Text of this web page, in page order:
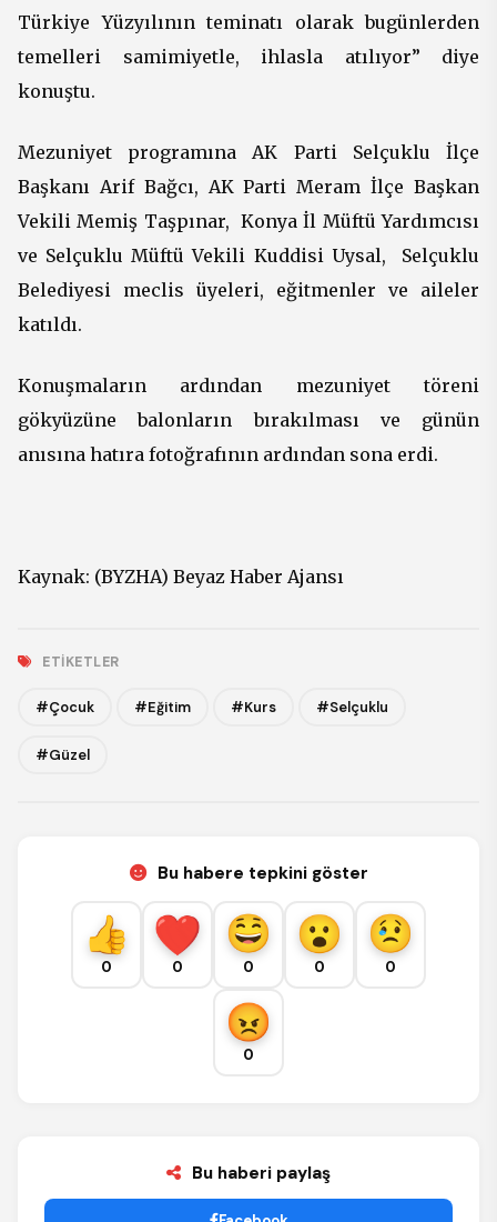
Türkiye Yüzyılının teminatı olarak bugünlerden
temelleri samimiyetle, ihlasla atılıyor” diye
konuştu.
Mezuniyet programına AK Parti Selçuklu İlçe
Başkanı Arif Bağcı, AK Parti Meram İlçe Başkan
Vekili Memiş Taşpınar, Konya İl Müftü Yardımcısı
ve Selçuklu Müftü Vekili Kuddisi Uysal, Selçuklu
Belediyesi meclis üyeleri, eğitmenler ve aileler
katıldı.
Konuşmaların ardından mezuniyet töreni
gökyüzüne balonların bırakılması ve günün
anısına hatıra fotoğrafının ardından sona erdi.
Kaynak: (BYZHA) Beyaz Haber Ajansı
ETIKETLER
#Çocuk #Eğitim #Kurs #Selçuklu
#Güzel
Bu habere tepkini göster
0 0 0 0 0
0
Bu haberi paylaş